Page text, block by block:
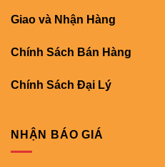
Giao và Nhận Hàng
Chính Sách Bán Hàng
Chính Sách Đại Lý
NHẬN BÁO GIÁ